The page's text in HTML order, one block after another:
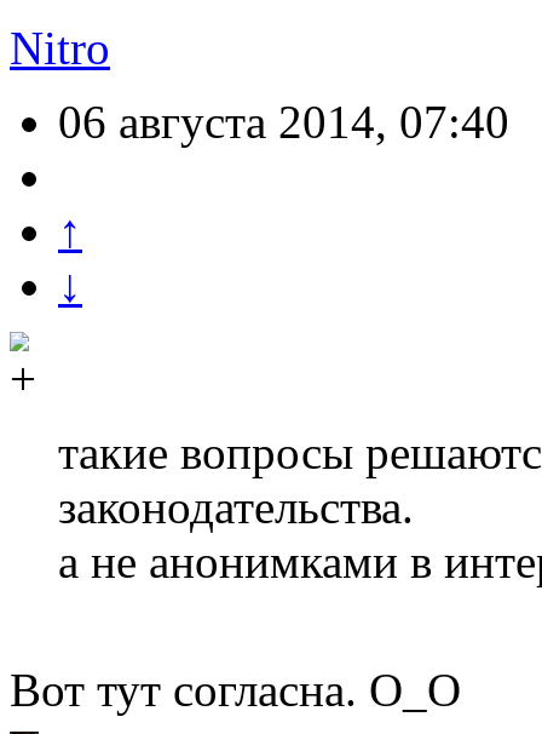
Nitro
06 августа 2014, 07:40
↑
↓
такие вопросы
законодательства.
а не анонимками в
Вот тут согласна. О_О